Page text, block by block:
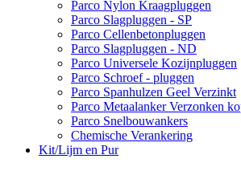
Parco Nylon Kraagpluggen
Parco Slagpluggen - SP
Parco Cellenbetonpluggen
Parco Slagpluggen - ND
Parco Universele Kozijnpluggen
Parco Schroef - pluggen
Parco Spanhulzen Geel Verzinkt
Parco Metaalanker Verzonken
Parco Snelbouwankers
Chemische Verankering
Kit/Lijm en Pur